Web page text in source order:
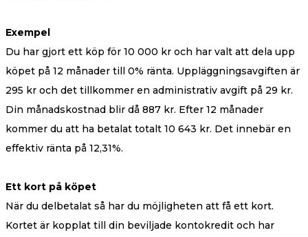
Exempel
Du har gjort ett köp för 10 000 kr och har valt att dela upp
köpet på 12 månader till 0% ränta. Uppläggningsavgiften är
295 kr och det tillkommer en administrativ avgift på 29 kr.
Din månadskostnad blir då 887 kr. Efter 12 månader
kommer du att ha betalat totalt 10 643 kr. Det innebär en
effektiv ränta på 12,31%.
Ett kort på köpet
När du delbetalat så har du möjligheten att få ett kort.
Kortet är kopplat till din beviljade kontokredit och har